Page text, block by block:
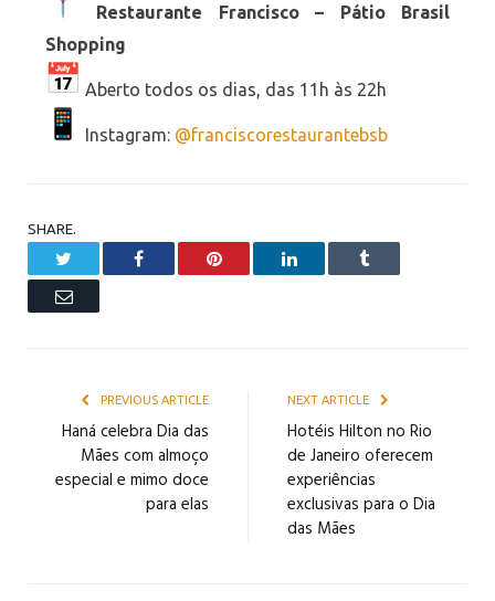
Restaurante Francisco – Pátio Brasil
Shopping
Aberto todos os dias, das 11h às 22h
Instagram:@franciscorestaurantebsb
SHARE.
Facebook Pinterest LinkedIn Tumblr
Email
PREVIOUS ARTICLE
Haná celebra Dia das
Mães com almoço
especial e mimo doce
para elas
NEXT ARTICLE
Hotéis Hilton no Rio
de Janeiro oferecem
experiências
exclusivas para o Dia
das Mães